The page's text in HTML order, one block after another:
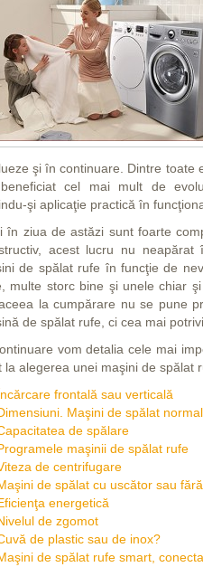
şi în continuare. Dintre toate
cel mai mult de
şi aplicaţie practică în
în ziua de astăzi sunt foarte
acest lucru nu neapărat
de spălat rufe în funcţie de
multe storc bine şi unele chiar
la cumpărare nu se pune
de spălat rufe, ci cea mai
vom detalia cele mai
la alegerea unei maşini de spălat
frontală sau verticală
Maşini de spălat
de spălare
maşinii de spălat rufe
de centrifugare
de spălat cu uscător sau
energetică
de zgomot
de plastic sau de inox?
de spălat rufe smart,